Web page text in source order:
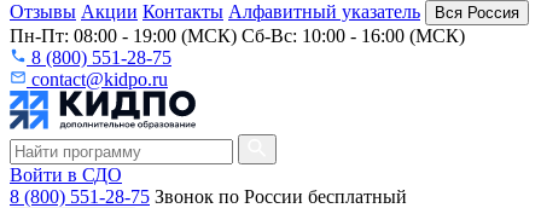
Отзывы Акции Контакты Алфавитный указатель Вся Россия
Пн-Пт: 08:00 - 19:00 (МСК) Сб-Вс: 10:00 - 16:00 (МСК)
8 (800) 551-28-75
contact@kidpo.ru
Войти в СДО
8 (800) 551-28-75 Звонок по России бесплатный